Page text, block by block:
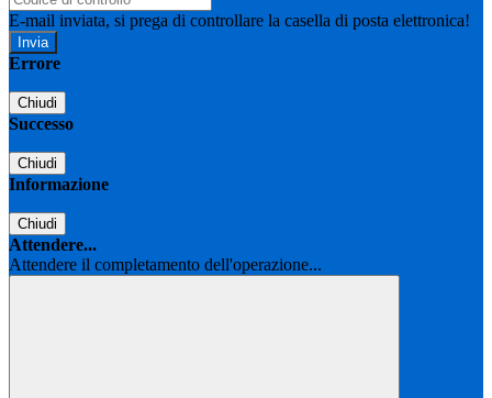
E-mail inviata, si prega di controllare la casella di posta elettronica!
Errore
Chiudi
Successo
Chiudi
Informazione
Chiudi
Attendere...
Attendere il completamento dell'operazione...